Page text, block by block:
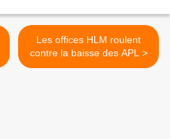
Les offices HLM roulent
contre la baisse des APL >